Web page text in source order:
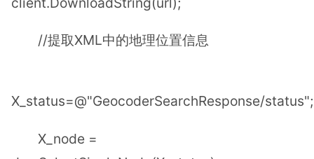
//提取XML中的地理位置信息
X_status=@"GeocoderSearchResponse/status";
X_node =